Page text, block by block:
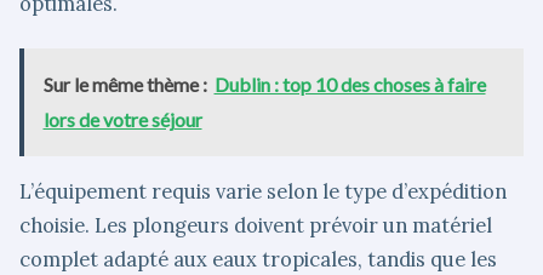
Sur le même thème : Dublin : top 10 des choses à faire
lors de votre séjour
L’équipement requis varie selon le type d’expédition
choisie. Les plongeurs doivent prévoir un matériel
complet adapté aux eaux tropicales, tandis que les